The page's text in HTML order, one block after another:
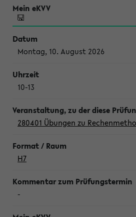
Montag, 10. August 2026
10-13
280401 Übungen zu
H7
-